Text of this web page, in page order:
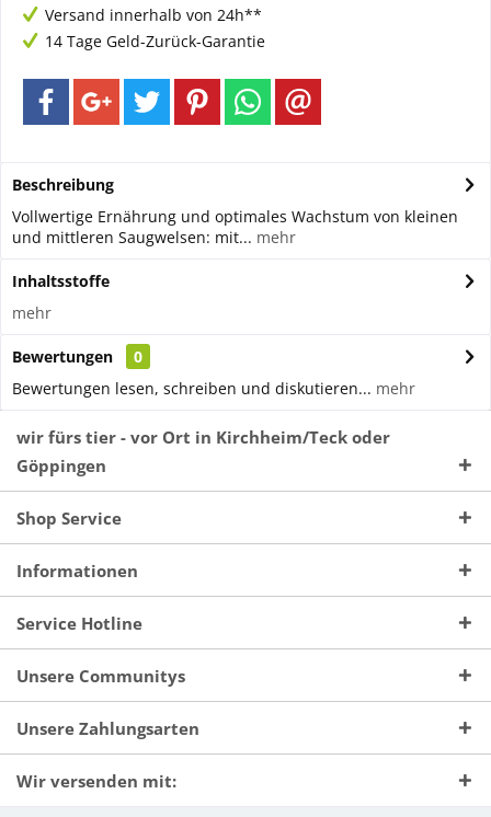
Versand innerhalb von 24h**
14 Tage Geld-Zurück-Garantie
Beschreibung
Vollwertige Ernährung und optimales Wachstum von kleinen
und mittleren Saugwelsen: mit... mehr
Inhaltsstoffe
mehr
Bewertungen
0
Bewertungen lesen, schreiben und diskutieren... mehr
wir fürs tier - vor Ort in Kirchheim/Teck oder
Göppingen
Shop Service
Informationen
Service Hotline
Unsere Communitys
Unsere Zahlungsarten
Wir versenden mit: